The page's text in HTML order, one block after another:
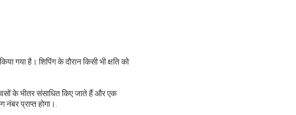
गया है। शिपिंग के दौरान किसी भी क्षति को
के भीतर संसाधित किए जाते हैं और एक
प्राप्त होगा।.